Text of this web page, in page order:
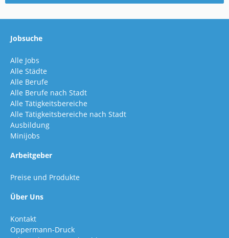
Jobsuche
Alle Jobs
Alle Städte
Alle Berufe
Alle Berufe nach Stadt
Alle Tätigkeitsbereiche
Alle Tätigkeitsbereiche nach Stadt
Ausbildung
Minijobs
Arbeitgeber
Preise und Produkte
Über Uns
Kontakt
Oppermann-Druck